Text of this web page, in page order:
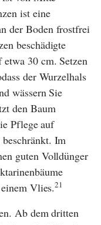
ist eine
der Boden frostfrei
beschädigte
30 cm. Setzen
der Wurzelhals
wässern Sie
den Baum
Pflege auf
Im
guten Volldünger
Vlies.21
Ab dem dritten